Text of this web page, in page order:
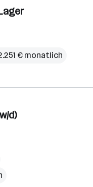
€ monatlich
d)